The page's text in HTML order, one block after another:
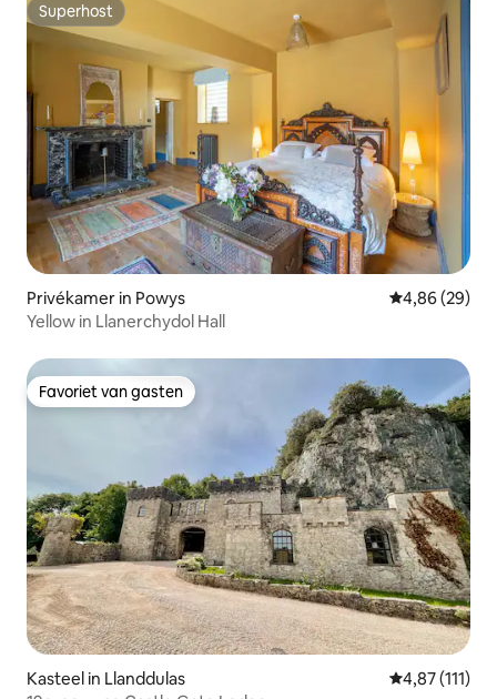
Superhost
Superhost
Privékamer in Powys Gemiddelde
4,86 (29)
Yellow in Llanerchydol Hall
Favoriet van gasten
Favoriet van gasten
Kasteel in Llanddulas Gemiddelde
4,87 (111)